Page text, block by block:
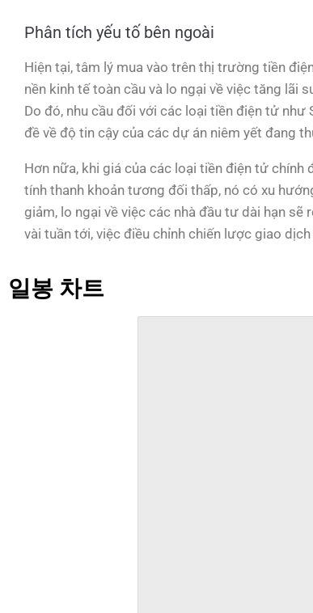
Phân tích yếu tố bên ngoài
Hiện tại, tâm lý mua vào trên thị trường tiền
nền kinh tế toàn cầu và lo ngại về việc tăng lãi
Do đó, nhu cầu đối với các loại tiền điện tử
đề về độ tin cậy của các dự án niêm yết đang
Hơn nữa, khi giá của các loại tiền điện tử chính
tính thanh khoản tương đối thấp, nó có xu
giảm, lo ngại về việc các nhà đầu tư dài hạn
vài tuần tới, việc điều chỉnh chiến lược giao
일봉 차트